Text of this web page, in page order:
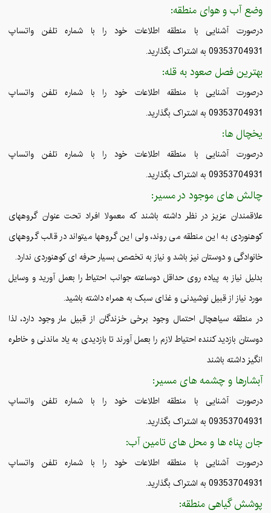
وضع آب و هوای منطقه:
درصورت آشنایی با منطقه اطلاعات خود را با شماره تلفن واتساپ
09353704931 به اشتراک بگذارید.
بهترین فصل صعود به قله:
درصورت آشنایی با منطقه اطلاعات خود را با شماره تلفن واتساپ
09353704931 به اشتراک بگذارید.
یخچال ها:
درصورت آشنایی با منطقه اطلاعات خود را با شماره تلفن واتساپ
09353704931 به اشتراک بگذارید.
چالش های موجود در مسیر:
علاقمندان عزیز در نظر داشته باشند که معمولا افراد تحت عنوان گروههای
کوهنوردی به این منطقه می روند، ولی این گروهها میتواند در قالب گروههای
خانوادگی و دوستان نیز باشد و نیاز به تخصص بسیار حرفه ای کوهنوردی ندارد.
بدلیل نیاز به پیاده روی حداقل دوساعته جوانب احتیاط را بعمل آورید و وسایل
مورد نیاز از قبیل نوشیدنی و غذای سبک به همراه داشته باشید.
در منطقه سیاهچال احتمال وجود برخی خزندگان از قبیل مار وجود دارد، لذا
دوستان بازدید کننده احتیاط لازم را بعمل آورند تا بازدیدی به یاد ماندنی و خاطره
انگیز داشته باشند
آبشارها و چشمه های مسیر:
درصورت آشنایی با منطقه اطلاعات خود را با شماره تلفن واتساپ
09353704931 به اشتراک بگذارید.
جان پناه ها و محل های تامین آب:
درصورت آشنایی با منطقه اطلاعات خود را با شماره تلفن واتساپ
09353704931 به اشتراک بگذارید.
پوشش گیاهی منطقه: